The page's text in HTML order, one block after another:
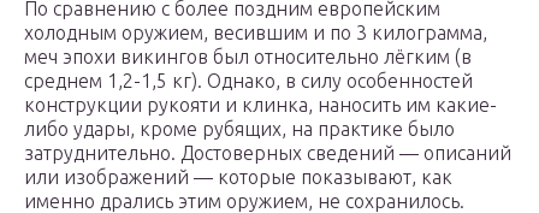
По сравнению с более поздним европейским
холодным оружием, весившим и по 3 килограмма,
меч эпохи викингов был относительно лёгким (в
среднем 1,2-1,5 кг). Однако, в силу особенностей
конструкции рукояти и клинка, наносить им какие-
либо удары, кроме рубящих, на практике было
затруднительно. Достоверных сведений — описаний
или изображений — которые показывают, как
именно дрались этим оружием, не сохранилось.